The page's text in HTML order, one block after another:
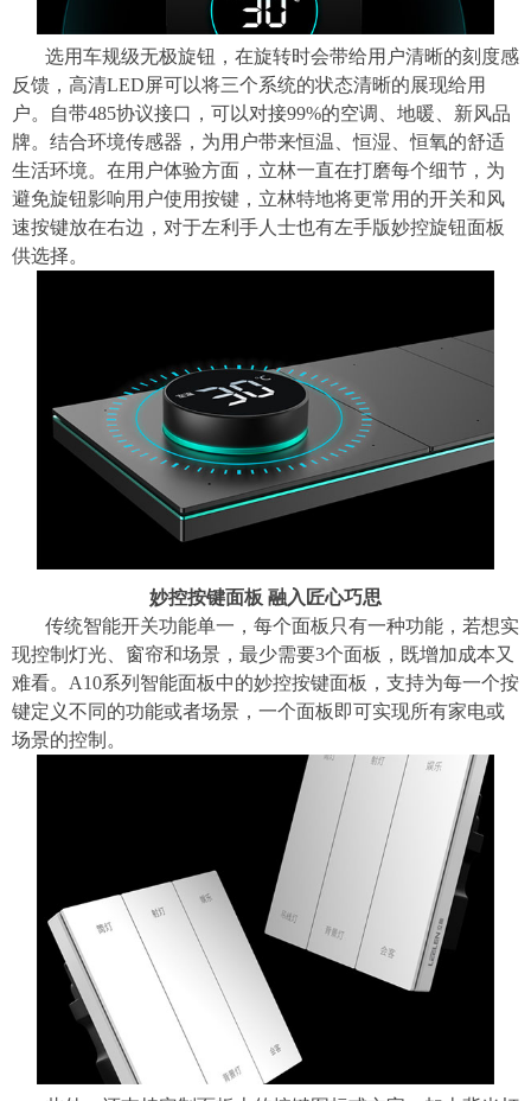
选用车规级无极旋钮，在旋转时会带给用户清晰的刻度感
反馈，高清LED屏可以将三个系统的状态清晰的展现给用
户。自带485协议接口，可以对接99%的空调、地暖、新风品
牌。结合环境传感器，为用户带来恒温、恒湿、恒氧的舒适
生活环境。在用户体验方面，立林一直在打磨每个细节，为
避免旋钮影响用户使用按键，立林特地将更常用的开关和风
速按键放在右边，对于左利手人士也有左手版妙控旋钮面板
供选择。
妙控按键面板 融入匠心巧思
传统智能开关功能单一，每个面板只有一种功能，若想实
现控制灯光、窗帘和场景，最少需要3个面板，既增加成本又
难看。A10系列智能面板中的妙控按键面板，支持为每一个按
键定义不同的功能或者场景，一个面板即可实现所有家电或
场景的控制。